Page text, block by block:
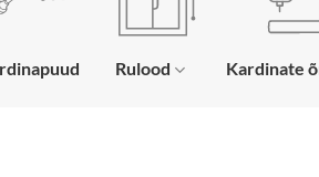
Rulood Kardinate